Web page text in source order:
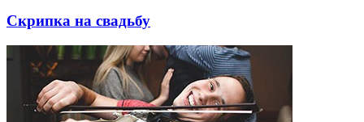
Скрипка на свадьбу